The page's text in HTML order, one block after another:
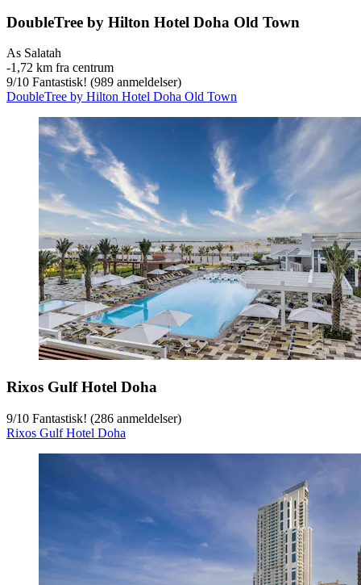
DoubleTree by Hilton Hotel Doha Old Town
As Salatah
‐1,72 km fra centrum
9/10 Fantastisk! (989 anmeldelser)
DoubleTree by Hilton Hotel Doha Old Town
Rixos Gulf Hotel Doha
9/10 Fantastisk! (286 anmeldelser)
Rixos Gulf Hotel Doha